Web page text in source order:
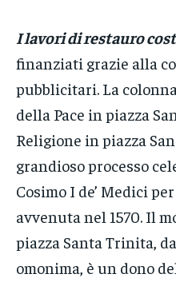
I lavori di restauro
finanziati grazie alla
pubblicitari. La
della Pace in piazza
Religione in piazza
grandioso processo
Cosimo I de’ Medici
avvenuta nel 1570. Il
piazza Santa Trinita,
omonima, è un dono